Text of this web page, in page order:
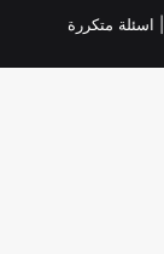
اسئلة متكررة